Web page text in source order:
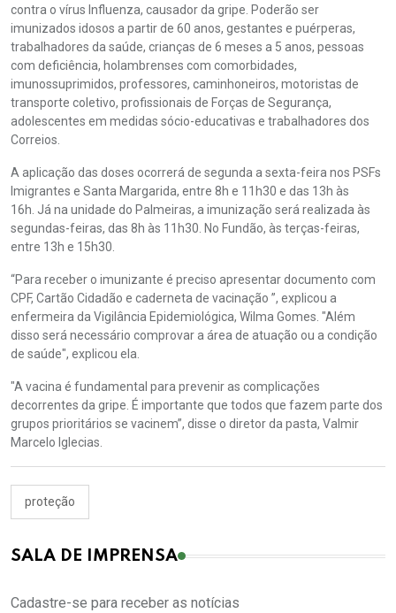
contra o vírus Influenza, causador da gripe. Poderão ser
imunizados idosos a partir de 60 anos, gestantes e puérperas,
trabalhadores da saúde, crianças de 6 meses a 5 anos, pessoas
com deficiência, holambrenses com comorbidades,
imunossuprimidos, professores, caminhoneiros, motoristas de
transporte coletivo, profissionais de Forças de Segurança,
adolescentes em medidas sócio-educativas e trabalhadores dos
Correios.
A aplicação das doses ocorrerá de segunda a sexta-feira nos PSFs
Imigrantes e Santa Margarida, entre 8h e 11h30 e das 13h às
16h. Já na unidade do Palmeiras, a imunização será realizada às
segundas-feiras, das 8h às 11h30. No Fundão, às terças-feiras,
entre 13h e 15h30.
“Para receber o imunizante é preciso apresentar documento com
CPF, Cartão Cidadão e caderneta de vacinação ”, explicou a
enfermeira da Vigilância Epidemiológica, Wilma Gomes. "Além
disso será necessário comprovar a área de atuação ou a condição
de saúde", explicou ela.
"A vacina é fundamental para prevenir as complicações
decorrentes da gripe. É importante que todos que fazem parte dos
grupos prioritários se vacinem”, disse o diretor da pasta, Valmir
Marcelo Iglecias.
proteção
SALA DE IMPRENSA
Cadastre-se para receber as notícias